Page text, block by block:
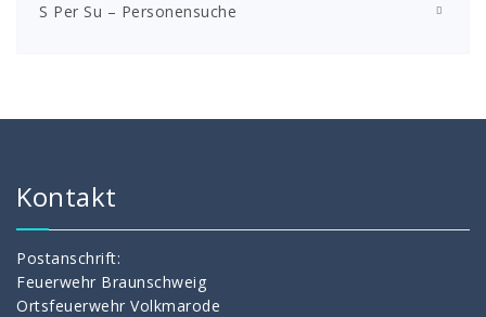
S Per Su – Personensuche
Kontakt
Postanschrift:
Feuerwehr Braunschweig
Ortsfeuerwehr Volkmarode